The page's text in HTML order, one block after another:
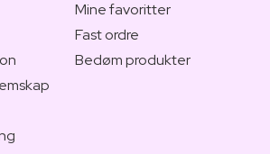
Mine favoritter
Fast ordre
Bedøm produkter